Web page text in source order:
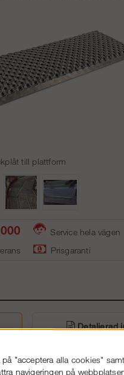
till plattform
Service hela vägen
Prisgaranti
Detaljerad
glipor som bl.a. kan
på ett U-stålplank.
"acceptera alla cookies"
navigeringen på